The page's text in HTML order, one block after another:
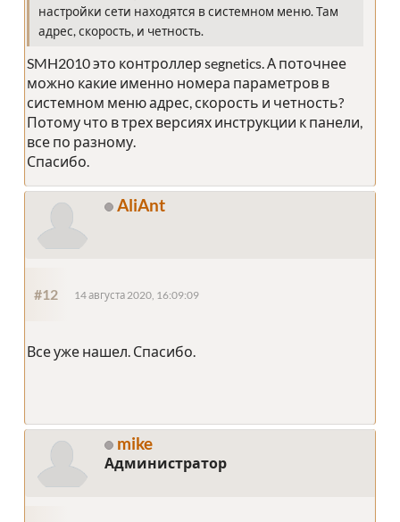
настройки сети находятся в системном меню. Там
адрес, скорость, и четность.
SMH2010 это контроллер segnetics. А поточнее
можно какие именно номера параметров в
системном меню адрес, скорость и четность?
Потому что в трех версиях инструкции к панели,
все по разному.
Спасибо.
AliAnt
#12 14 августа 2020, 16:09:09
Все уже нашел. Спасибо.
mike
Администратор